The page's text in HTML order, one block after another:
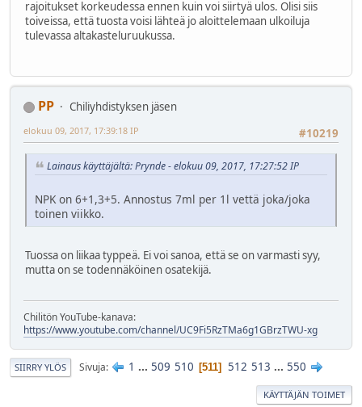
rajoitukset korkeudessa ennen kuin voi siirtyä ulos. Olisi siis
toiveissa, että tuosta voisi lähteä jo aloittelemaan ulkoiluja
tulevassa altakasteluruukussa.
PP
Chiliyhdistyksen jäsen
#10219
elokuu 09, 2017, 17:39:18 IP
Lainaus käyttäjältä: Prynde - elokuu 09, 2017, 17:27:52 IP
NPK on 6+1,3+5. Annostus 7ml per 1l vettä joka/joka
toinen viikko.
Tuossa on liikaa typpeä. Ei voi sanoa, että se on varmasti syy,
mutta on se todennäköinen osatekijä.
Chilitön YouTube-kanava:
https://www.youtube.com/channel/UC9Fi5RzTMa6g1GBrzTWU-xg
SIIRRY YLÖS Sivuja 1 ... 509 510 511 512 513 ... 550
KÄYTTÄJÄN TOIMET